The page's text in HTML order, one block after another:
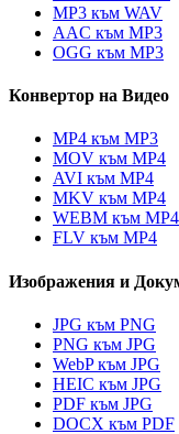
MP3 към WAV
AAC към MP3
OGG към MP3
Конвертор на Видео
MP4 към MP3
MOV към MP4
AVI към MP4
MKV към MP4
WEBM към MP4
FLV към MP4
Изображения и
JPG към PNG
PNG към JPG
WebP към JPG
HEIC към JPG
PDF към JPG
DOCX към PDF